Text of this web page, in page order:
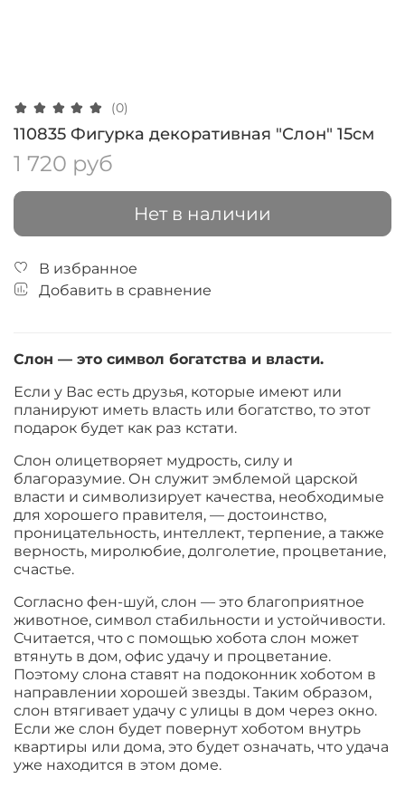
(0)
110835 Фигурка декоративная "Слон" 15см
1 720 руб
Нет в наличии
В избранное
Добавить в сравнение
Слон — это символ богатства и власти.
Если у Вас есть друзья, которые имеют или
планируют иметь власть или богатство, то этот
подарок будет как раз кстати.
Слон олицетворяет мудрость, силу и
благоразумие. Он служит эмблемой царской
власти и символизирует качества, необходимые
для хорошего правителя, — достоинство,
проницательность, интеллект, терпение, а также
верность, миролюбие, долголетие, процветание,
счастье.
Согласно фен-шуй, слон — это благоприятное
животное, символ стабильности и устойчивости.
Считается, что с помощью хобота слон может
втянуть в дом, офис удачу и процветание.
Поэтому слона ставят на подоконник хоботом в
направлении хорошей звезды. Таким образом,
слон втягивает удачу с улицы в дом через окно.
Если же слон будет повернут хоботом внутрь
квартиры или дома, это будет означать, что удача
уже находится в этом доме.